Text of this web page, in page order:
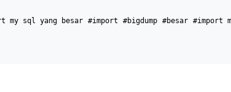
my sql yang besar #import #bigdump #besar #import